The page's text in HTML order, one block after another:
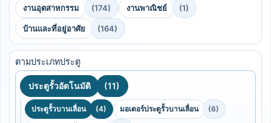
งานอุตสาหกรรม (174) งานพาณิชย์ (1)
บ้านและที่อยู่อาศัย (164)
ตามประเภทประตู
ประตูรั้วอัตโนมัติ (11)
ประตูรั้วบานเลื่อน (4) มอเตอร์ประตูรั้วบานเลื่อน (6)